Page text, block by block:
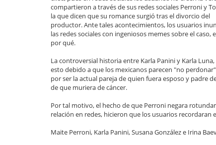
compartieron a través de sus redes sociales Perroni y
la que dicen que su romance surgió tras el divorcio del
productor. Ante tales acontecimientos, los usuarios
las redes sociales con ingeniosos memes sobre el
por qué.
La controversial historia entre Karla Panini y Karla
esto debido a que los mexicanos parecen "no
por ser la actual pareja de quien fuera esposo y padre
de que muriera de cáncer.
Por tal motivo, el hecho de que Perroni negara
relación en redes, hicieron que los usuarios recordaran
Maite Perroni, Karla Panini, Susana González e Irina